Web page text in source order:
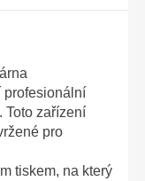
profesionální
Toto zařízení
pro
tiskem, na který